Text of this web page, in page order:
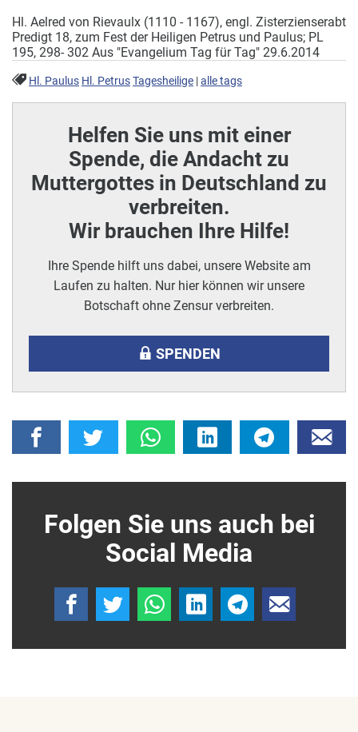
Hl. Aelred von Rievaulx (1110 - 1167), engl. Zisterzienserabt
Predigt 18, zum Fest der Heiligen Petrus und Paulus; PL
195, 298- 302 Aus "Evangelium Tag für Tag" 29.6.2014
Hl. Paulus Hl. PetrusTagesheilige |alle tags
Helfen Sie uns mit einer
Spende, die Andacht zu
Muttergottes in Deutschland zu
verbreiten.
Wir brauchen Ihre Hilfe!
Ihre Spende hilft uns dabei, unsere Website am
Laufen zu halten. Nur hier können wir unsere
Botschaft ohne Zensur verbreiten.
SPENDEN
Folgen Sie uns auch bei
Social Media